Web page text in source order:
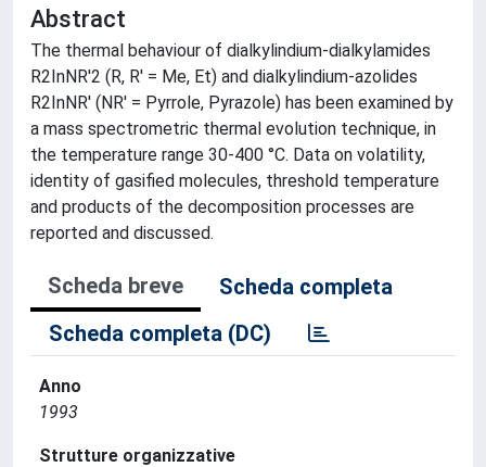
Abstract
The thermal behaviour of dialkylindium-dialkylamides
R2InNR'2 (R, R' = Me, Et) and dialkylindium-azolides
R2InNR' (NR' = Pyrrole, Pyrazole) has been examined by
a mass spectrometric thermal evolution technique, in
the temperature range 30-400 °C. Data on volatility,
identity of gasified molecules, threshold temperature
and products of the decomposition processes are
reported and discussed.
Scheda breve
Scheda completa
Scheda completa (DC)
Anno
1993
Strutture organizzative